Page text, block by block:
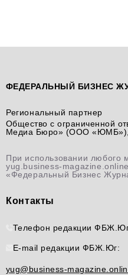
ФЕДЕРАЛЬНЫЙ БИЗНЕС
Региональный партнер
Общество с ограниченной
Медиа Бюро» (ООО «ЮМБ»),
При использовании любого
yug.business-
«Федеральный Бизнес
Контакты
Телефон редакции
E-mail редакции ФБЖ.Юг:
yug@business-